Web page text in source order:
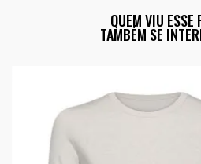
QUEM VIU ESSE
TAMBÉM SE